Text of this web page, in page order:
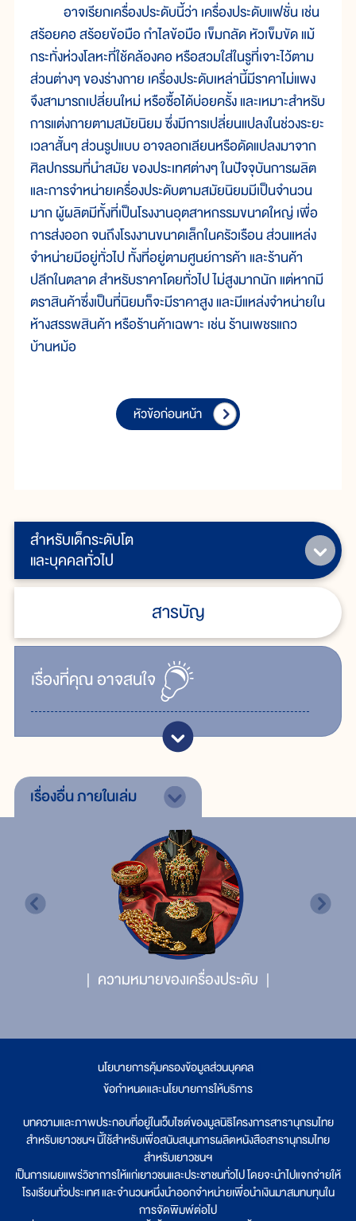
สำหรับเด็กระดับโต
และบุคคลทั่วไป
สารบัญ
เรื่ิองที่คุณอาจสนใจ
อาจเรียกเครื่องประดับนี้ว่า เครื่องประดับแฟชั่น เช่น
สร้อยคอ สร้อยข้อมือ กำไลข้อมือ เข็มกลัด หัวเข็มขัด แม้
กระทั่งห่วงโลหะที่ใช้คล้องคอ หรือสวมใส่ในรูที่เจาะไว้ตาม
ส่วนต่างๆ ของร่างกาย เครื่องประดับเหล่านี้มีราคาไม่แพง
จึงสามารถเปลี่ยนใหม่ หรือซื้อได้บ่อยครั้ง และเหมาะสำหรับ
การแต่งกายตามสมัยนิยม ซึ่งมีการเปลี่ยนแปลงในช่วงระยะ
เวลาสั้นๆ ส่วนรูปแบบ อาจลอกเลียนหรือดัดแปลงมาจาก
ศิลปกรรมที่นำสมัย ของประเทศต่างๆ ในปัจจุบันการผลิต
และการจำหน่ายเครื่องประดับตามสมัยนิยมมีเป็นจำนวน
มาก ผู้ผลิตมีทั้งที่เป็นโรงงานอุตสาหกรรมขนาดใหญ่ เพื่อ
การส่งออก จนถึงโรงงานขนาดเล็กในครัวเรือน ส่วนแหล่ง
จำหน่ายมีอยู่ทั่วไป ทั้งที่อยู่ตามศูนย์การค้า และร้านค้า
ปลีกในตลาด สำหรับราคาโดยทั่วไป ไม่สูงมากนัก แต่หากมี
ตราสินค้าซึ่งเป็นที่นิยมก็จะมีราคาสูง และมีแหล่งจำหน่ายใน
ห้างสรรพสินค้า หรือร้านค้าเฉพาะ เช่น ร้านเพชรแถว
บ้านหม้อ
หัวข้อก่อนหน้า
เรื่องอื่นภายในเล่ม
ความหมายของเครื่องประดับ
นโยบายการคุ้มครองข้อมูลส่วนบุคคล
ข้อกำหนดและนโยบายการให้บริการ
บทความและภาพประกอบที่อยู่ในเว็บไซต์ของมูลนิธิโครงการสารานุกรมไทย
สำหรับเยาวชนฯ นี้ใช้สำหรับเพื่อสนับสนุนการผลิตหนังสือสารานุกรมไทย
สำหรับเยาวชนฯ
เป็นการเผยแพร่วิชาการให้แก่เยาวชนและประชาชนทั่วไป โดยจะนำไปแจกจ่ายให้
โรงเรียนทั่วประเทศ และจำนวนหนึ่งนำออกจำหน่ายเพื่อนำเงินมาสมทบทุนใน
การจัดพิมพ์ต่อไป